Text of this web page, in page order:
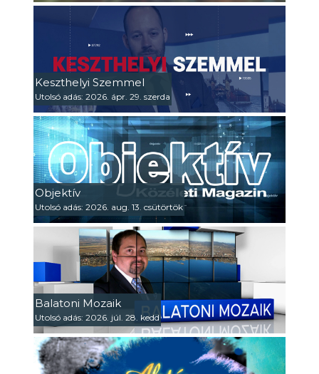
Keszthelyi Szemmel
Utolsó adás: 2026. ápr. 29. szerda
Objektív
Utolsó adás: 2026. aug. 13. csütörtök
Balatoni Mozaik
Utolsó adás: 2026. júl. 28. kedd